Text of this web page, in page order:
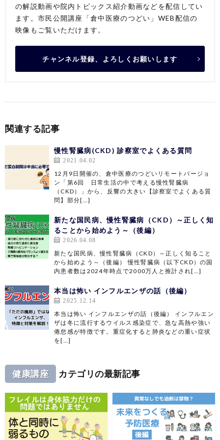
の解説動画や院内トピックス紹介動画などを配信してい
ます。市民公開講座「倉中医療のつどい」WEB配信の
映像もご覧いただけます。
チャンネル登録、よろしくお願いします
関連する記事
慢性腎臓病(CKD) 診察室でよくある質問
2021.04.02
12月9日開催の、倉中医療のつどいリモートバージョ
ン「第6回 日常生活の中で考える慢性腎臓病
（CKD）」から、反響の大きい【診察室でよくある質
問】部分[…]
新たな国民病、慢性腎臓病（CKD）～正しく知
ることから始めよう～（後編）
2026.04.08
新たな国民病、慢性腎臓病（CKD）～正しく知ること
から始めよう～（後編） 慢性腎臓病（以下CKD）の国
内患者数は2024年時点で2000万人と推計され[…]
本当は怖い インフルエンザの話（後編）
2025.12.14
本当は怖い インフルエンザの話（後編） インフルエン
ザは冬に流行するウイルス感染症で、急な高熱や強い
倦怠感が特徴です。重症化すると肺炎などの重い症状
を[…]
健康講座 カテゴリの最新記事